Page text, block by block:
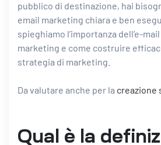
pubblico di destinazione, hai
email marketing chiara e ben
spieghiamo l’importanza dell’e-
marketing e come costruire
strategia di marketing.
Da valutare anche per la creazione
Qual è la